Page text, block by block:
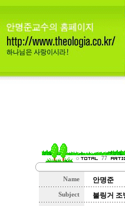
77
Name 안명준
Subject 불링거 조